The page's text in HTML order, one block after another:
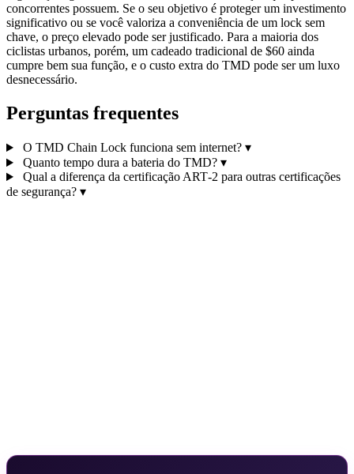
concorrentes possuem. Se o seu objetivo é proteger um investimento
significativo ou se você valoriza a conveniência de um lock sem
chave, o preço elevado pode ser justificado. Para a maioria dos
ciclistas urbanos, porém, um cadeado tradicional de $60 ainda
cumpre bem sua função, e o custo extra do TMD pode ser um luxo
desnecessário.
Perguntas frequentes
O TMD Chain Lock funciona sem internet? ▾
Quanto tempo dura a bateria do TMD? ▾
Qual a diferença da certificação ART‑2 para outras certificações
de segurança? ▾